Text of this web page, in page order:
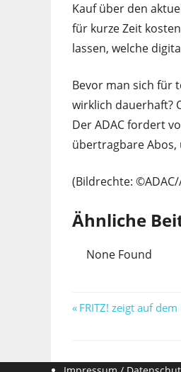
Kauf über den
für kurze Zeit
lassen, welche
Bevor man sich für
wirklich dauerhaft?
Der ADAC fordert
übertragbare
(Bildrechte: ©ADAC/
Ähnliche
None Found
Vorheriger
FRITZ! zeigt auf